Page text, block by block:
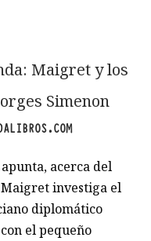
Maigret y los
Simenon
acerca del
investiga el
diplomático
el pequeño